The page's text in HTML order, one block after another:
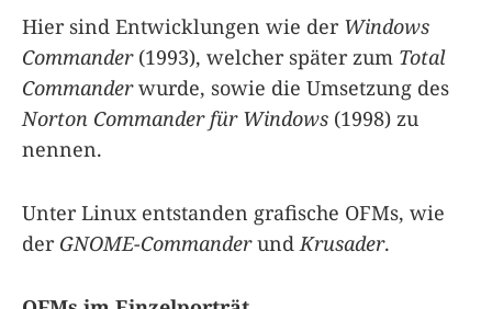
Hier sind Entwicklungen wie der Windows
Commander(1993), welcher später zum Total
Commanderwurde, sowie die Umsetzung des
Norton Commander für Windows (1998) zu
nennen.
Unter Linux entstanden grafische OFMs, wie
der GNOME-Commanderund Krusader.